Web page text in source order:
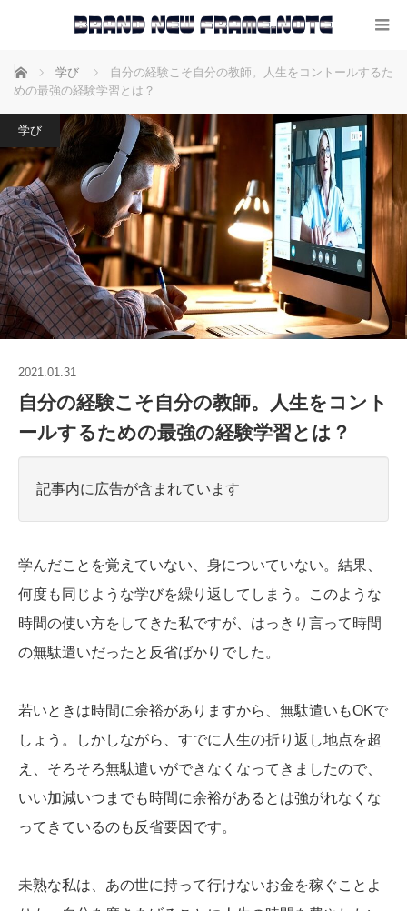
ホーム 学び
自分の経験こそ自分の教師。人生をコントールするた
めの最強の経験学習とは？
学び
2021.01.31
自分の経験こそ自分の教師。人生をコント
ールするための最強の経験学習とは？
記事内に広告が含まれています
学んだことを覚えていない、身についていない。結果、
何度も同じような学びを繰り返してしまう。このような
時間の使い方をしてきた私ですが、はっきり言って時間
の無駄遣いだったと反省ばかりでした。
若いときは時間に余裕がありますから、無駄遣いもOKで
しょう。しかしながら、すでに人生の折り返し地点を超
え、そろそろ無駄遣いができなくなってきましたので、
いい加減いつまでも時間に余裕があるとは強がれなくな
ってきているのも反省要因です。
未熟な私は、あの世に持って行けないお金を稼ぐことよ